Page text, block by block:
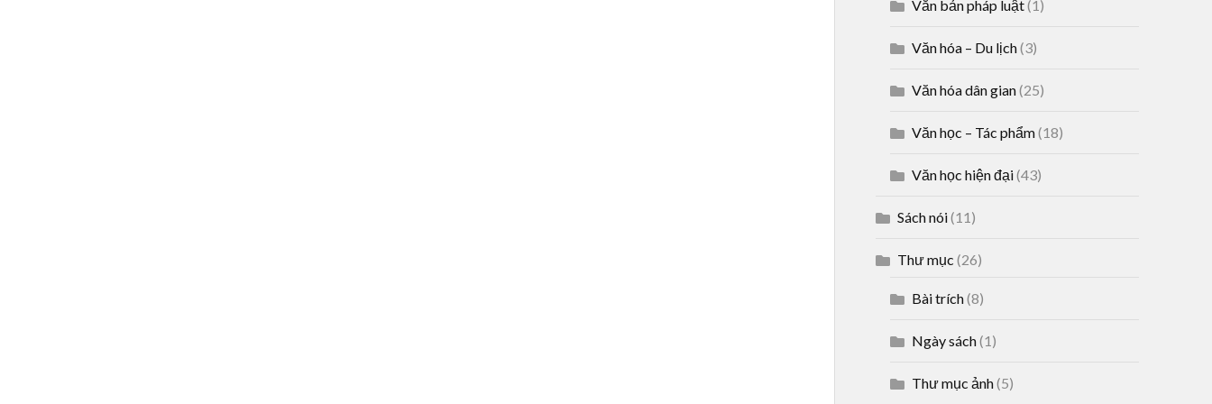
Văn bản pháp luật(1)
Văn hóa – Du lịch(3)
Văn hóa dân gian(25)
Văn học – Tác phẩm(18)
Văn học hiện đại(43)
Sách nói(11)
Thư mục (26)
Bài trích(8)
Ngày sách(1)
Thư mục ảnh(5)